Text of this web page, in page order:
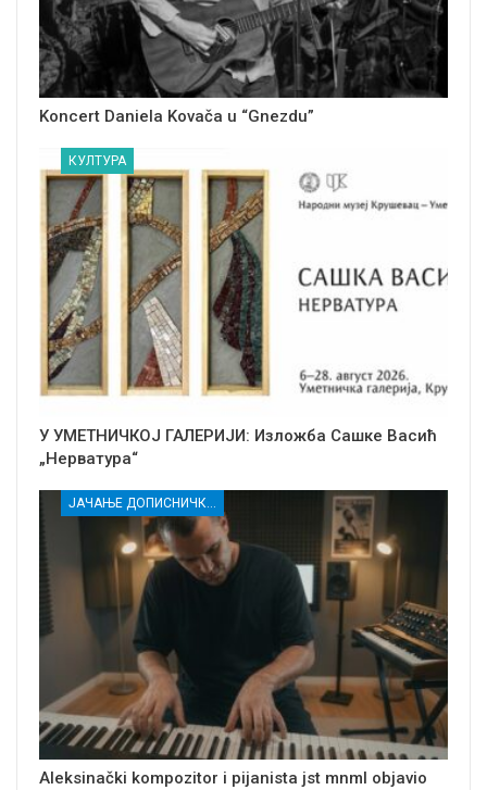
Koncert Daniela Kovača u “Gnezdu”
КУЛТУРА
У УМЕТНИЧКОЈ ГАЛЕРИЈИ: Изложба Сашке Васић
„Нерватура“
ЈАЧАЊЕ ДОПИСНИЧКЕ МРЕЖЕ НЕЗАВИСНИХ МЕДИЈА У РАСИНСКОМ ОКРУГУ
Aleksinački kompozitor i pijanista jst mnml objavio